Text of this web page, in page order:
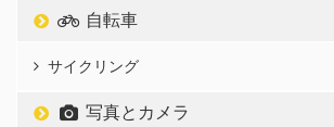
自転車
サイクリング
写真とカメラ